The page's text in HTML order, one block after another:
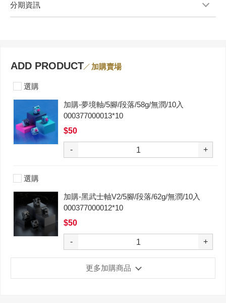
分期資訊
ADD PRODUCT 加購賣場
選購
加購-夢境軸/5腳/段落/58g/無潤/10入
000377000013*10
$50
- +
選購
加購-黑武士軸V2/5腳/段落/62g/無潤/10入
000377000012*10
$50
- +
更多加購商品